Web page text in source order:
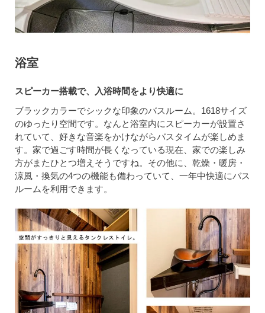
浴室
スピーカー搭載で、入浴時間をより快適に
ブラックカラーでシックな印象のバスルーム。1618サイズ
のゆったり空間です。なんと浴室内にスピーカーが設置さ
れていて、好きな音楽をかけながらバスタイムが楽しめま
す。家で過ごす時間が長くなっている現在、家での楽しみ
方がまたひとつ増えそうですね。その他に、乾燥・暖房・
涼風・換気の4つの機能も備わっていて、一年中快適にバス
ルームを利用できます。